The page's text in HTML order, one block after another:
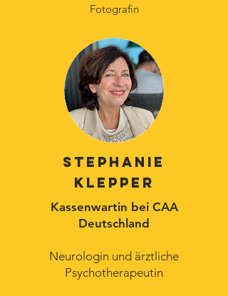
Fotografin
Stephanie
Klepper
Kassenwartin bei CAA
Deutschland
Neurologin und ärztliche
Psychotherapeutin